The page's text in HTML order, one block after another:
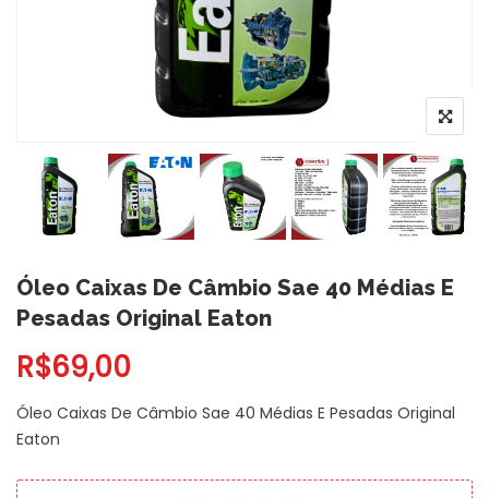
Óleo Caixas De Câmbio Sae 40 Médias E
Pesadas Original Eaton
R$69,00
Óleo Caixas De Câmbio Sae 40 Médias E Pesadas Original
Eaton